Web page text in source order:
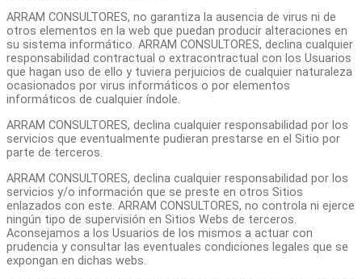
ARRAM CONSULTORES, no garantiza la ausencia de virus ni de
otros elementos en la web que puedan producir alteraciones en
su sistema informático. ARRAM CONSULTORES, declina cualquier
responsabilidad contractual o extracontractual con los Usuarios
que hagan uso de ello y tuviera perjuicios de cualquier naturaleza
ocasionados por virus informáticos o por elementos
informáticos de cualquier índole.
ARRAM CONSULTORES, declina cualquier responsabilidad por los
servicios que eventualmente pudieran prestarse en el Sitio por
parte de terceros.
ARRAM CONSULTORES, declina cualquier responsabilidad por los
servicios y/o información que se preste en otros Sitios
enlazados con este. ARRAM CONSULTORES, no controla ni ejerce
ningún tipo de supervisión en Sitios Webs de terceros.
Aconsejamos a los Usuarios de los mismos a actuar con
prudencia y consultar las eventuales condiciones legales que se
expongan en dichas webs.